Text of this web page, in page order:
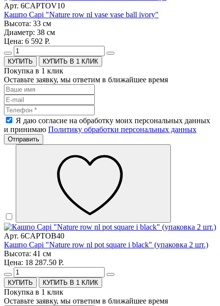
Арт. 6CAPTOV10
Кашпо Capi "Nature row nl vase vase ball ivory"
Высота: 33 см
Диаметр: 38 см
Цена: 6 592 Р.
КУПИТЬ В 1 КЛИК
Покупка в 1 клик
Оставьте заявку, мы ответим в ближайшее время
Я даю согласие на обработку моих персональных данных
и принимаю Политику обработки персональных данных
Отправить
Арт. 6CAPTOB40
Кашпо Capi "Nature row nl pot square i black" (упаковка 2 шт.)
Высота: 41 см
Цена: 18 287.50 Р.
КУПИТЬ В 1 КЛИК
Покупка в 1 клик
Оставьте заявку, мы ответим в ближайшее время